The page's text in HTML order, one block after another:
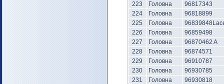
223
Головна
96817343
224
Головна
96818899
225
Головна
226
Головна
96859498
227
Головна
96870462 A
228
Головна
96874571
229
Головна
96910787
230
Головна
96930785
231
Головна
96930818